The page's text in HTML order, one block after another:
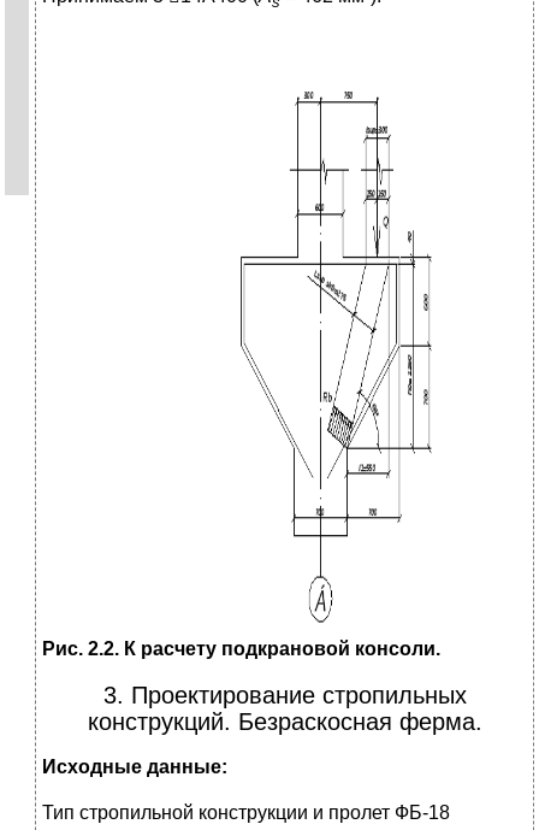
Рис. 2.2. К расчету подкрановой консоли.
3. Проектирование стропильных
конструкций. Безраскосная ферма.
Исходные данные:
Тип стропильной конструкции и пролет ФБ-18